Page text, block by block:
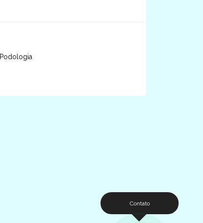
Contato
Podologia